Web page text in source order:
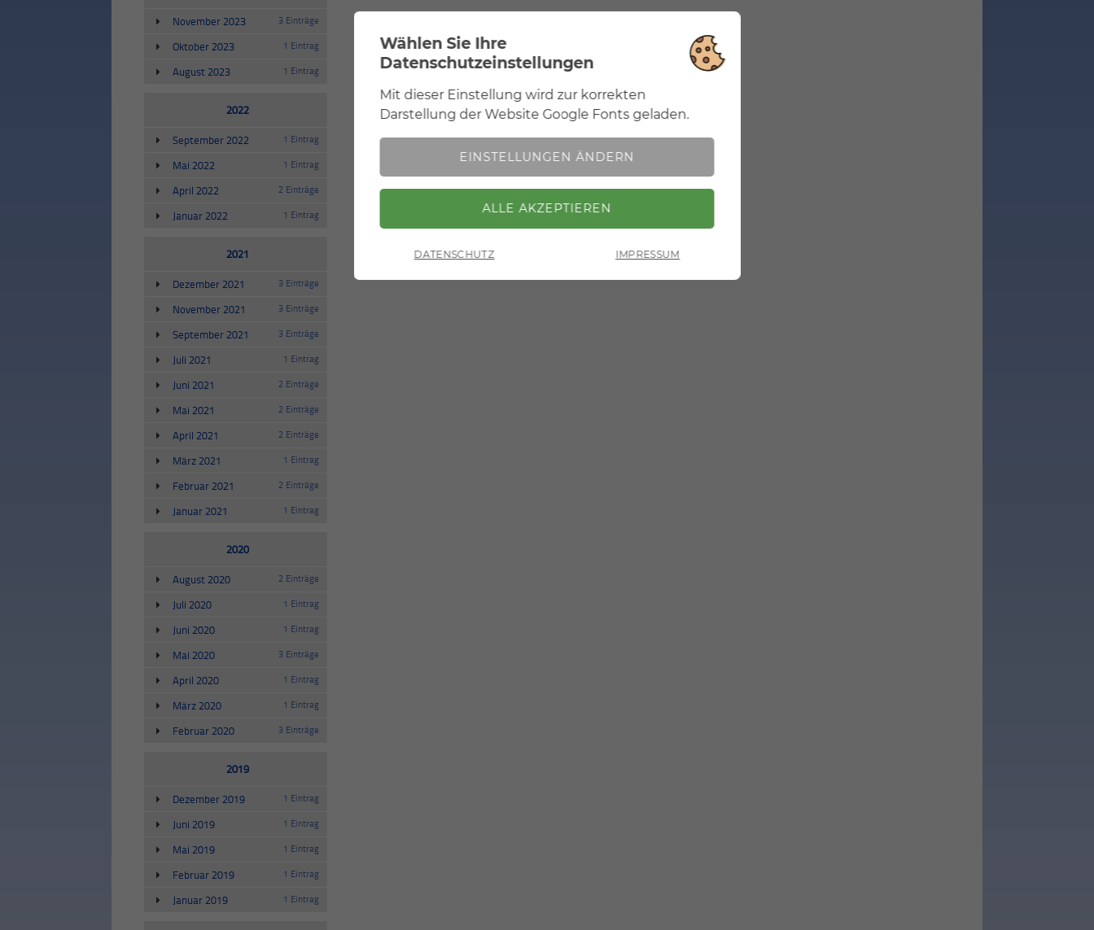
November 2023 3 Einträge
Oktober 2023 1 Eintrag
August 2023 1 Eintrag
2022
September 2022 1 Eintrag
Mai 2022 1 Eintrag
April 2022 2 Einträge
Januar 2022 1 Eintrag
2021
Dezember 2021 3 Einträge
November 2021 3 Einträge
September 2021 3 Einträge
Juli 2021 1 Eintrag
Juni 2021 2 Einträge
Mai 2021 2 Einträge
April 2021 2 Einträge
März 2021 1 Eintrag
Februar 2021 2 Einträge
Januar 2021 1 Eintrag
2020
August 2020 2 Einträge
Juli 2020 1 Eintrag
Juni 2020 1 Eintrag
Mai 2020 3 Einträge
April 2020 1 Eintrag
März 2020 1 Eintrag
Februar 2020 3 Einträge
2019
Dezember 2019 1 Eintrag
Juni 2019 1 Eintrag
Mai 2019 1 Eintrag
Februar 2019 1 Eintrag
Januar 2019 1 Eintrag
Wählen Sie Ihre
Datenschutzeinstellungen
Notwendig Mit dieser Einstellung wird zur korrekten
Darstellung der Website Google Fonts geladen.
ZURÜCK
Mit dieser Einstellung wird zur korrekten
Darstellung der Website Google Fonts geladen.
EINSTELLUNGEN ÄNDERN
DATENSCHUTZ IMPRESSUM